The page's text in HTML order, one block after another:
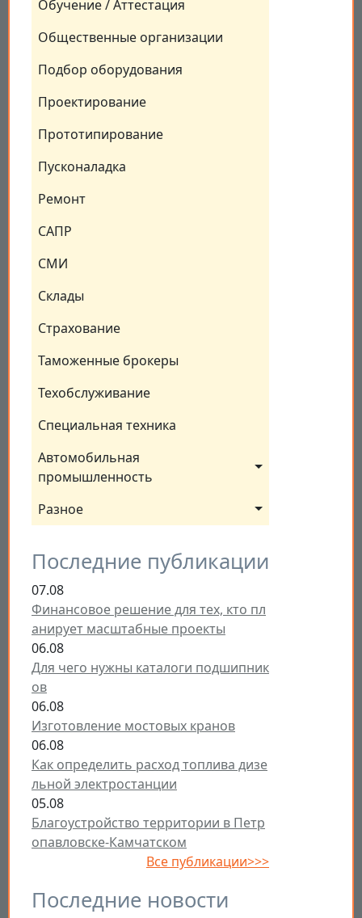
Обучение / Аттестация
Общественные организации
Подбор оборудования
Проектирование
Прототипирование
Пусконаладка
Ремонт
САПР
СМИ
Склады
Страхование
Таможенные брокеры
Техобслуживание
Специальная техника
Автомобильная
промышленность
Разное
Последние публикации
07.08
Финансовое решение для тех, кто пл
анирует масштабные проекты
06.08
Для чего нужны каталоги подшипник
ов
06.08
Изготовление мостовых кранов
06.08
Как определить расход топлива дизе
льной электростанции
05.08
Благоустройство территории в Петр
опавловске-Камчатском
Все публикации>>>
Последние новости